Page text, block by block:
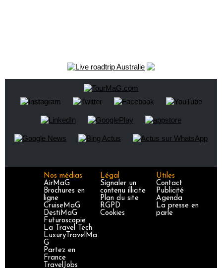
Nos médias
AirMaG
Brochures en
ligne
CruiseMaG
DestiMaG
Futuroscopie
La Travel Tech
LuxuryTravelMa
G
Partez en
France
TravelJobs
Légal
Signaler un
contenu illicite
Plan du site
RGPD
Cookies
Utiles
Contact
Publicité
Agenda
La presse en
parle